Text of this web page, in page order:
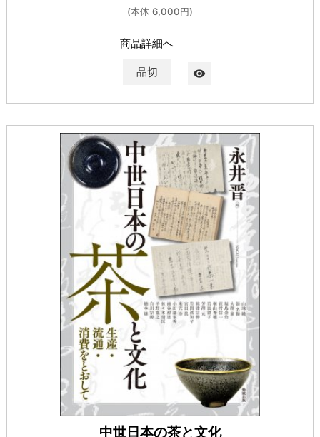
(本体 6,000円)
商品詳細へ
品切 visibility
中世日本の茶と文化